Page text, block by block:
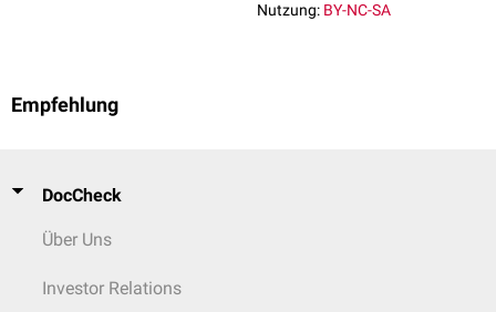
Nutzung: BY-NC-SA
Empfehlung
DocCheck
Über Uns
Investor Relations